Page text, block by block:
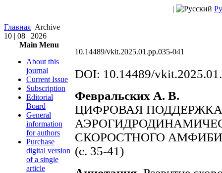
|
Главная Archive
10 | 08 | 2026
Main Menu
About this
journal
Current Issue
Subscription
Editorial
Board
General
information
for authors
Purchase
digital version
of a single
article
10.14489/vkit.2025.01.pp.035-041
DOI: 10.14489/
Февральских А. В.
ЦИФРОВАЯ
СКОРОСТНОГО
(c. 35-41)